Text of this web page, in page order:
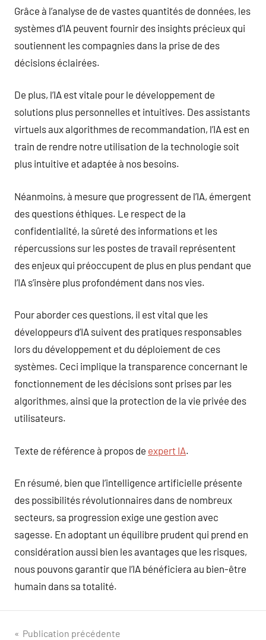
Grâce à l’analyse de de vastes quantités de données, les
systèmes d’IA peuvent fournir des insights précieux qui
soutiennent les compagnies dans la prise de des
décisions éclairées.
De plus, l’IA est vitale pour le développement de
solutions plus personnelles et intuitives. Des assistants
virtuels aux algorithmes de recommandation, l’IA est en
train de rendre notre utilisation de la technologie soit
plus intuitive et adaptée à nos besoins.
Néanmoins, à mesure que progressent de l’IA, émergent
des questions éthiques. Le respect de la
confidentialité, la sûreté des informations et les
répercussions sur les postes de travail représentent
des enjeux qui préoccupent de plus en plus pendant que
l’IA s’insère plus profondément dans nos vies.
Pour aborder ces questions, il est vital que les
développeurs d’IA suivent des pratiques responsables
lors du développement et du déploiement de ces
systèmes. Ceci implique la transparence concernant le
fonctionnement de les décisions sont prises par les
algorithmes, ainsi que la protection de la vie privée des
utilisateurs.
Texte de référence à propos de expert IA.
En résumé, bien que l’intelligence artificielle présente
des possibilités révolutionnaires dans de nombreux
secteurs, sa progression exige une gestion avec
sagesse. En adoptant un équilibre prudent qui prend en
considération aussi bien les avantages que les risques,
nous pouvons garantir que l’IA bénéficiera au bien-être
humain dans sa totalité.
Navigation
Publication précédente